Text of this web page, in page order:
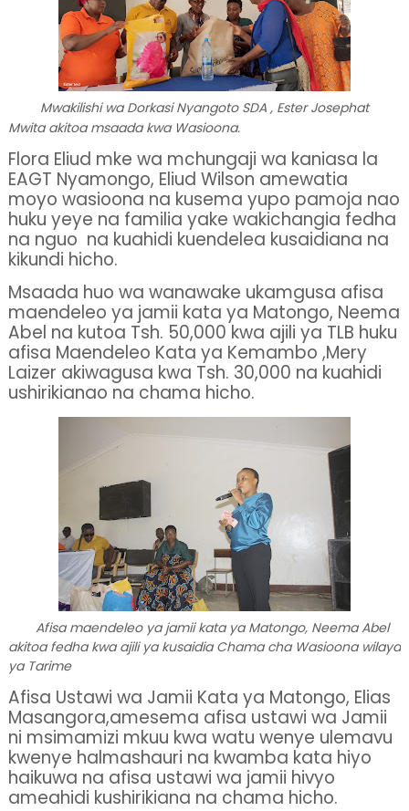
Mwakilishi wa Dorkasi Nyangoto SDA , Ester Josephat
Mwita akitoa msaada kwa Wasioona.
Flora Eliud mke wa mchungaji wa kaniasa la
EAGT Nyamongo, Eliud Wilson amewatia
moyo wasioona na kusema yupo pamoja nao
huku yeye na familia yake wakichangia fedha
na nguo na kuahidi kuendelea kusaidiana na
kikundi hicho.
Msaada huo wa wanawake ukamgusa afisa
maendeleo ya jamii kata ya Matongo, Neema
Abel na kutoa Tsh. 50,000 kwa ajili ya TLB huku
afisa Maendeleo Kata ya Kemambo ,Mery
Laizer akiwagusa kwa Tsh. 30,000 na kuahidi
ushirikianao na chama hicho.
Afisa maendeleo ya jamii kata ya Matongo, Neema Abel
akitoa fedha kwa ajili ya kusaidia Chama cha Wasioona wilaya
ya Tarime
Afisa Ustawi wa Jamii Kata ya Matongo, Elias
Masangora,amesema afisa ustawi wa Jamii
ni msimamizi mkuu kwa watu wenye ulemavu
kwenye halmashauri na kwamba kata hiyo
haikuwa na afisa ustawi wa jamii hivyo
ameahidi kushirikiana na chama hicho.